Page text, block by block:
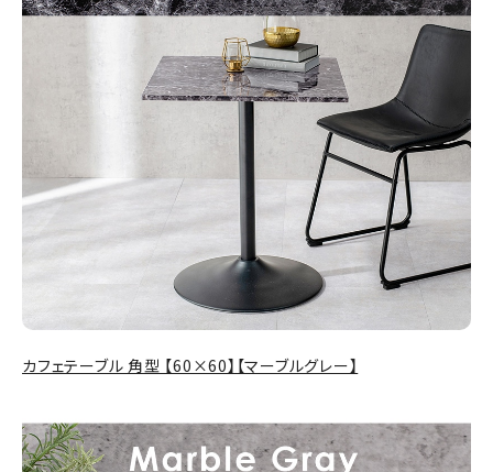
カフェテーブル 角型 【60×60】【マーブルグレー】